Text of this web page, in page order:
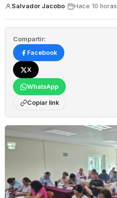
Salvador Jacobo Hace 10 horas
Compartir:
Facebook
X
WhatsApp
Copiar link